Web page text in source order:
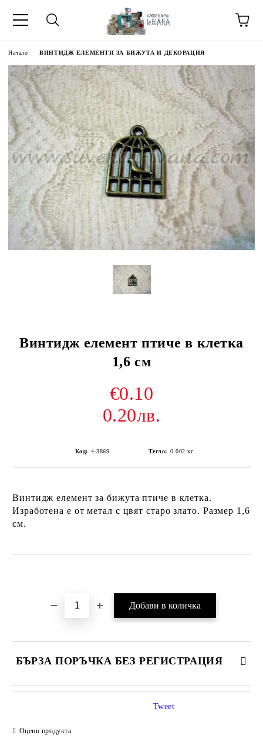
ЗА
Начало ВИНТИДЖ ЕЛЕМЕНТИ ЗА БИЖУТА И ДЕКОРАЦИЯ
Винтидж елемент птиче в клетка
1,6 см
€0.10
0.20лв.
Код: 4-3869 Тегло: 0.002 кг
Винтидж елемент за бижута птиче в клетка.
Изработена е от метал с цвят старо злато. Размер 1,6
см.
БЪРЗА ПОРЪЧКА БЕЗ РЕГИСТРАЦИЯ
Оцени продукта
Tweet